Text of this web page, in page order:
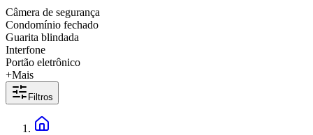
Câmera de segurança
Condomínio fechado
Guarita blindada
Interfone
Portão eletrônico
+Mais
Filtros